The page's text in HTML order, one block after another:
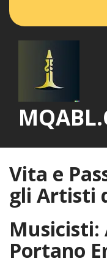
Vita e
gli Artisti
Musicisti:
Portano